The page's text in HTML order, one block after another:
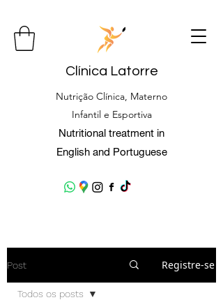
Clínica Latorre
Nutrição Clínica, Materno
Infantil e Esportiva
Nutritional treatment in
English and Portuguese
Post Registre-se
Todos os posts